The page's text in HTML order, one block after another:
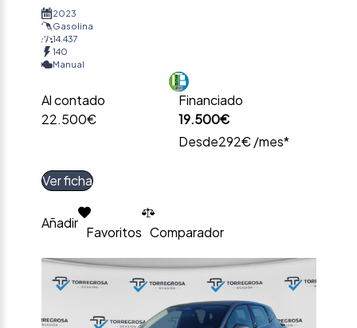
2023
Gasolina
14.437
140
Manual
Al contado
22.500€
Financiado
19.500€
Desde292€ /mes*
Ver ficha
Añadir
Favoritos Comparador